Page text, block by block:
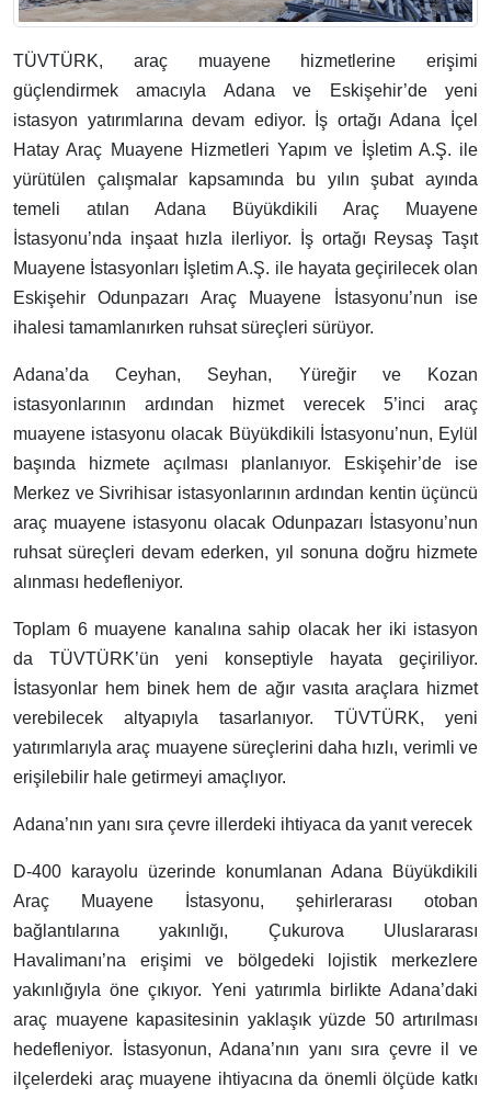
TÜVTÜRK, araç muayene hizmetlerine erişimi
güçlendirmek amacıyla Adana ve Eskişehir’de yeni
istasyon yatırımlarına devam ediyor. İş ortağı Adana İçel
Hatay Araç Muayene Hizmetleri Yapım ve İşletim A.Ş. ile
yürütülen çalışmalar kapsamında bu yılın şubat ayında
temeli atılan Adana Büyükdikili Araç Muayene
İstasyonu’nda inşaat hızla ilerliyor. İş ortağı Reysaş Taşıt
Muayene İstasyonları İşletim A.Ş. ile hayata geçirilecek olan
Eskişehir Odunpazarı Araç Muayene İstasyonu’nun ise
ihalesi tamamlanırken ruhsat süreçleri sürüyor.
Adana’da Ceyhan, Seyhan, Yüreğir ve Kozan
istasyonlarının ardından hizmet verecek 5’inci araç
muayene istasyonu olacak Büyükdikili İstasyonu’nun, Eylül
başında hizmete açılması planlanıyor. Eskişehir’de ise
Merkez ve Sivrihisar istasyonlarının ardından kentin üçüncü
araç muayene istasyonu olacak Odunpazarı İstasyonu’nun
ruhsat süreçleri devam ederken, yıl sonuna doğru hizmete
alınması hedefleniyor.
Toplam 6 muayene kanalına sahip olacak her iki istasyon
da TÜVTÜRK’ün yeni konseptiyle hayata geçiriliyor.
İstasyonlar hem binek hem de ağır vasıta araçlara hizmet
verebilecek altyapıyla tasarlanıyor. TÜVTÜRK, yeni
yatırımlarıyla araç muayene süreçlerini daha hızlı, verimli ve
erişilebilir hale getirmeyi amaçlıyor.
Adana’nın yanı sıra çevre illerdeki ihtiyaca da yanıt verecek
D-400 karayolu üzerinde konumlanan Adana Büyükdikili
Araç Muayene İstasyonu, şehirlerarası otoban
bağlantılarına yakınlığı, Çukurova Uluslararası
Havalimanı’na erişimi ve bölgedeki lojistik merkezlere
yakınlığıyla öne çıkıyor. Yeni yatırımla birlikte Adana’daki
araç muayene kapasitesinin yaklaşık yüzde 50 artırılması
hedefleniyor. İstasyonun, Adana’nın yanı sıra çevre il ve
ilçelerdeki araç muayene ihtiyacına da önemli ölçüde katkı